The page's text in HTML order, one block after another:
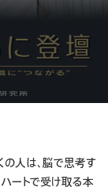
の人は、脳で思考す
ハートで受け取る本